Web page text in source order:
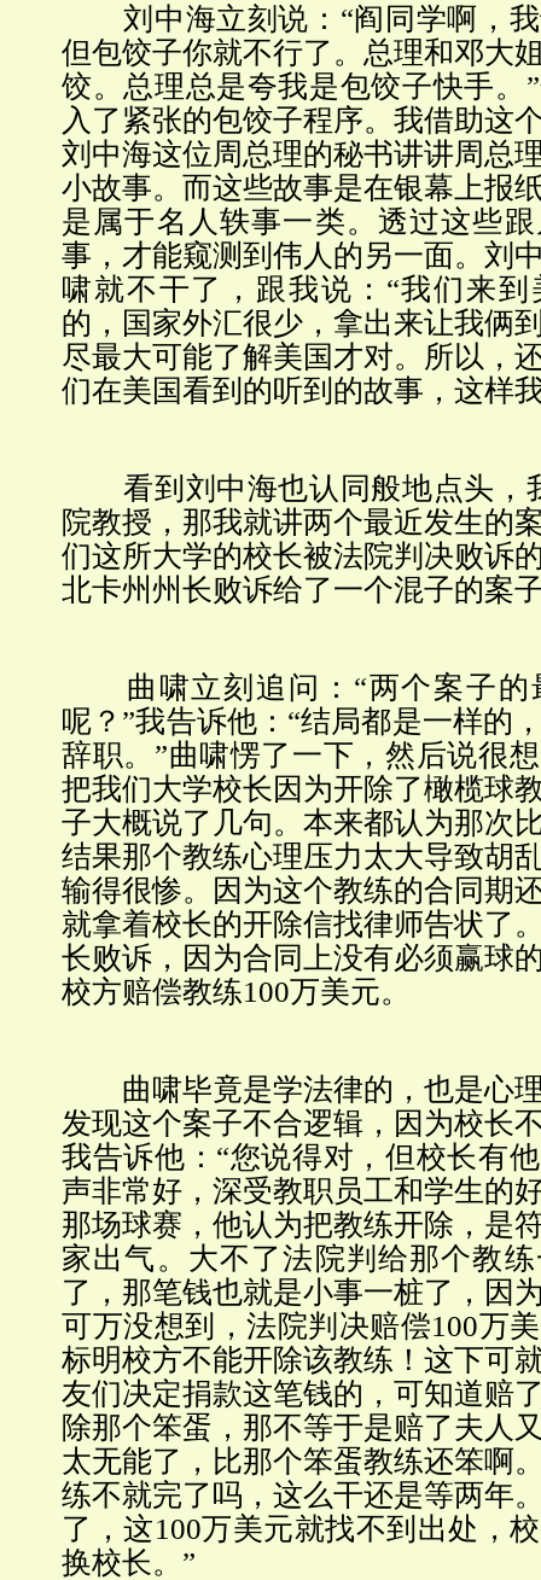
刘中海立刻说：“阎同学啊，我
但包饺子你就不行了。总理和邓大
饺。总理总是夸我是包饺子快手。
入了紧张的包饺子程序。我借助这
刘中海这位周总理的秘书讲讲周总
小故事。而这些故事是在银幕上报
是属于名人轶事一类。透过这些
事，才能窥测到伟人的另一面。刘
啸就不干了，跟我说：“我们来
的，国家外汇很少，拿出来让我俩
尽最大可能了解美国才对。所以，
们在美国看到的听到的故事，这样
看到刘中海也认同般地点头，
院教授，那我就讲两个最近发生的
们这所大学的校长被法院判决败诉
北卡州州长败诉给了一个混子的案
曲啸立刻追问：“两个案子的
呢？”我告诉他：“结局都是一样的
辞职。”曲啸愣了一下，然后说很
把我们大学校长因为开除了橄榄球
子大概说了几句。本来都认为那次
结果那个教练心理压力太大导致胡
输得很惨。因为这个教练的合同期
就拿着校长的开除信找律师告状了
长败诉，因为合同上没有必须赢球
校方赔偿教练100万美元。
曲啸毕竟是学法律的，也是心理
发现这个案子不合逻辑，因为校长
我告诉他：“您说得对，但校长有
声非常好，深受教职员工和学生的
那场球赛，他认为把教练开除，是
家出气。大不了法院判给那个教
了，那笔钱也就是小事一桩了，因
可万没想到，法院判决赔偿100万
标明校方不能开除该教练！这下可
友们决定捐款这笔钱的，可知道赔
除那个笨蛋，那不等于是赔了夫人
太无能了，比那个笨蛋教练还笨啊
练不就完了吗，这么干还是等两年
了，这100万美元就找不到出处，
换校长。”